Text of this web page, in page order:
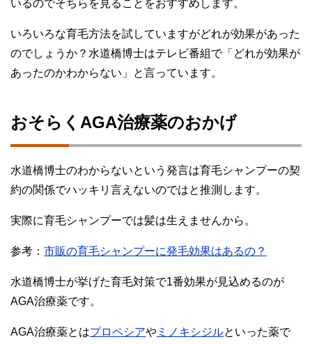
いるのでそちらを見ることをおすすめします。
いろいろな育毛方法を試していますがどれが効果があった
のでしょうか？水道橋博士はテレビ番組で「どれが効果が
あったのかわからない」と言っています。
おそらくAGA治療薬のおかげ
水道橋博士のわからないという発言は育毛シャンプーの契
約の関係でハッキリ言えないのではと推測します。
実際に育毛シャンプーでは髪は生えませんから。
参考： 市販の育毛シャンプーに発毛効果はあるの？
水道橋博士が挙げた育毛対策で1番効果が見込めるのが
AGA治療薬です。
AGA治療薬とはプロペシアや ミノキシジルといった薬で